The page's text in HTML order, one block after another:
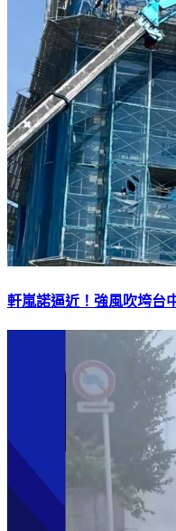
軒嵐諾逼近！強風吹垮